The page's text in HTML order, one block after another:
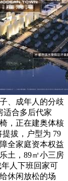
、成年人的分歧
适合多后代家
，正在建奥体核
拔，户型为 79
全家庭资本权益
土，89㎡小三房
人下班回家可
休闲放松的场